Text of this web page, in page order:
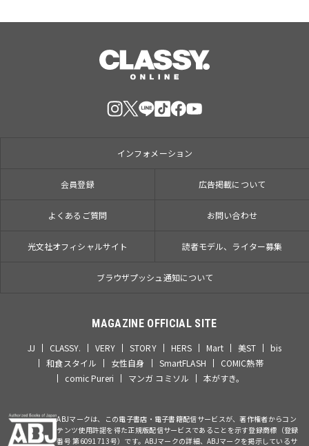
インフォメーション
会員登録 広告掲載について
よくあるご質問 お問い合わせ
光文社オフィシャルサイト 読者モデル、ライター募集
ブラウザプッシュ通知について
MAGAZINE OFFICIAL SITE
JJ CLASSY. VERY STORY HERS Mart 美ST
bis
和食スタイル
女性自身 SmartFLASH
COMIC熱帯
comic Pureri
マンガ コミソル 本がすき。
ABJマークは、この電子書店・電子書籍配信サービスが、著作権者からコン
テンツ使用許諾を得た正規版配信サービスであることを示す登録商標（登録
番号 第6091713号）です。ABJマークの詳細、ABJマークを掲示しているサ